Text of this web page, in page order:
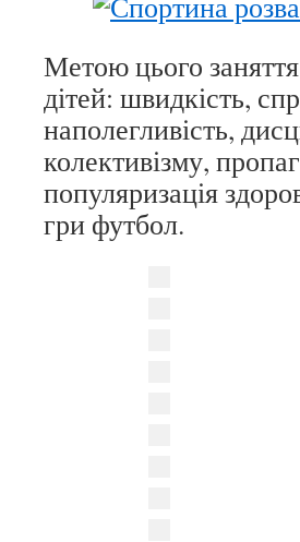
Метою цього
дітей: швидкість,
наполегливість,
колективізму,
популяризація
гри футбол.